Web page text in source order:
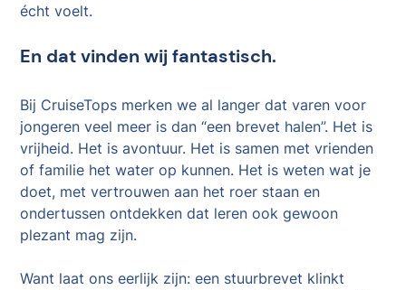
écht voelt.
En dat vinden wij fantastisch.
Bij CruiseTops merken we al langer dat varen voor
jongeren veel meer is dan “een brevet halen”. Het is
vrijheid. Het is avontuur. Het is samen met vrienden
of familie het water op kunnen. Het is weten wat je
doet, met vertrouwen aan het roer staan en
ondertussen ontdekken dat leren ook gewoon
plezant mag zijn.
Want laat ons eerlijk zijn: een stuurbrevet klinkt